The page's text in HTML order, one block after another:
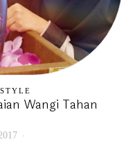
Wangi Tahan